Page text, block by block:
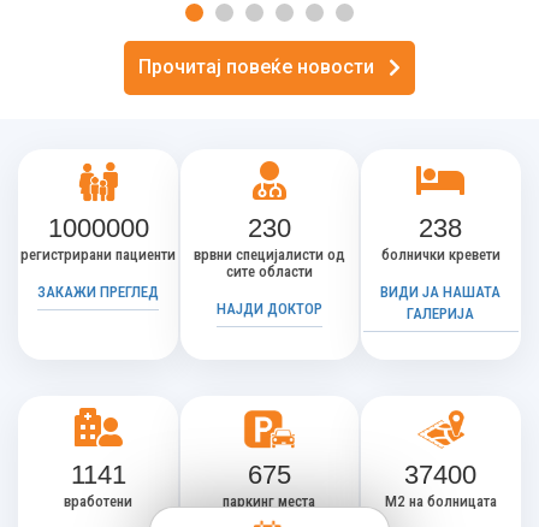
Прочитај повеќе новости
1000000
регистрирани пациенти
ЗАКАЖИ ПРЕГЛЕД
230
врвни специјалисти од
сите области
НАЈДИ ДОКТОР
238
болнички кревети
ВИДИ ЈА НАШАТА
ГАЛЕРИЈА
1141
вработени
675
паркинг места
37400
М2 на болницата